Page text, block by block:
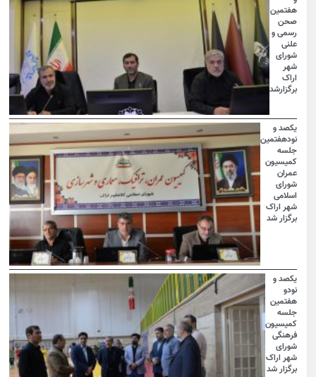
هفتمین
صحن
رسمی و
علنی
شورای
شهر
اراک
برگزارشد
یکصد و
نودهفتمین
جلسه
کمیسیون
عمران
شورای
اسلامی
شهر اراک
برگزار شد
یکصد و
نودو
هفتمین
جلسه
کمیسیون
فرهنگی
شورای
شهر اراک
برگزار شد